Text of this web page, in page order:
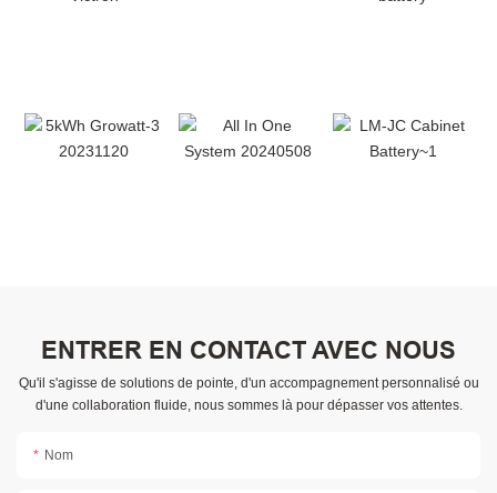
ENTRER EN CONTACT AVEC NOUS
Qu'il s'agisse de solutions de pointe, d'un accompagnement personnalisé ou
d'une collaboration fluide, nous sommes là pour dépasser vos attentes.
Nom